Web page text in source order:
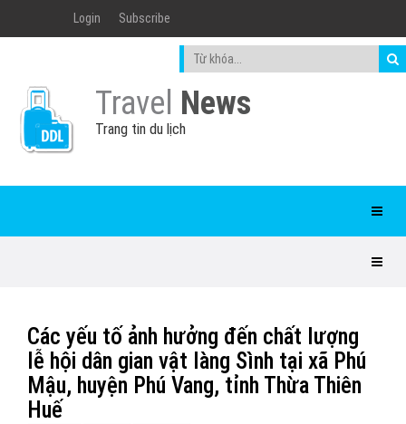
Login Subscribe
Travel News
Trang tin du lịch
Các yếu tố ảnh hưởng đến chất lượng
lễ hội dân gian vật làng Sình tại xã Phú
Mậu, huyện Phú Vang, tỉnh Thừa Thiên
Huế